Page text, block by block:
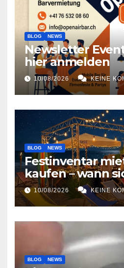
BLOG NEWS
Newsletter
hier anmelden
10/08/2026 KEINE
BLOG NEWS
Festinventar
kaufen – wann
lohnt
10/08/2026 KEINE
BLOG NEWS